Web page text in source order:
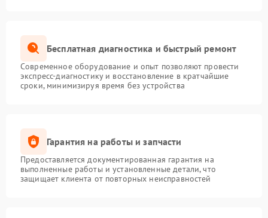
Бесплатная диагностика и быстрый ремонт
Современное оборудование и опыт позволяют провести
экспресс-диагностику и восстановление в кратчайшие
сроки, минимизируя время без устройства
Гарантия на работы и запчасти
Предоставляется документированная гарантия на
выполненные работы и установленные детали, что
защищает клиента от повторных неисправностей